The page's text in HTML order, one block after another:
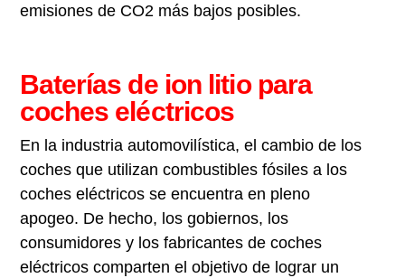
emisiones de CO2 más bajos posibles.
Baterías de ion litio para
coches eléctricos
En la industria automovilística, el cambio de los
coches que utilizan combustibles fósiles a los
coches eléctricos se encuentra en pleno
apogeo. De hecho, los gobiernos, los
consumidores y los fabricantes de coches
eléctricos comparten el objetivo de lograr un